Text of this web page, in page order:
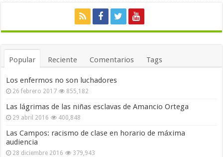
Popular Reciente Comentarios Tags
Los enfermos no son luchadores
26 febrero 2017 855,182
Las lágrimas de las niñas esclavas de Amancio Ortega
29 abril 2016 400,848
Las Campos: racismo de clase en horario de máxima
audiencia
28 diciembre 2016 379,943